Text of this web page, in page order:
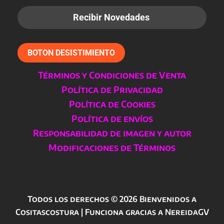
BOTON DESISTIMIENTO
Términos y Condiciones de Venta
Política de Privacidad
Política de Cookies
Política de envíos
Responsabilidad de imagen y autor
Modificaciones de Términos
Todos los derechos © 2026 Bienvenidos a
Cositascostura | Funciona gracias a NereidaGV